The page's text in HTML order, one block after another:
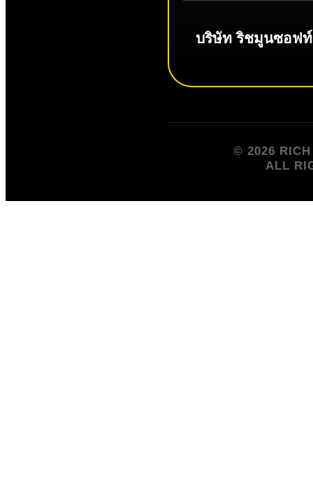
บริษัท ริชมูนซอฟท์
© 2026 RICH
ALL